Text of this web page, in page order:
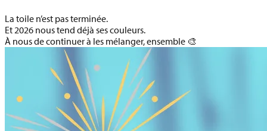
La toile n’est pas terminée.
Et 2026 nous tend déjà ses couleurs.
À nous de continuer à les mélanger, ensemble 🎨